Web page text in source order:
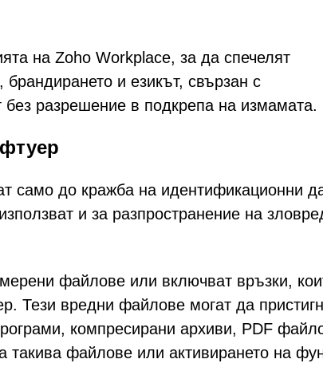
на Zoho Workplace, за да спечелят
и езикът, свързан с
разрешение в подкрепа на измамата.
само до кражба на идентификационни
и за разпространение на
файлове или включват връзки,
Тези вредни файлове могат да
компресирани архиви, PDF
файлове или активирането на